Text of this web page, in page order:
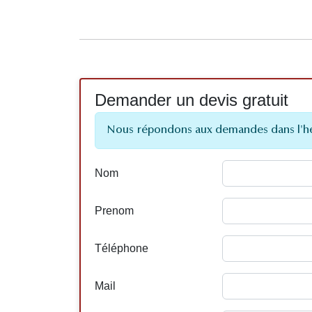
Demander un devis gratuit
Nous répondons aux demandes dans
Nom
Prenom
Téléphone
Mail